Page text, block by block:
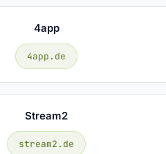
4app
4app.de
Stream2
stream2.de